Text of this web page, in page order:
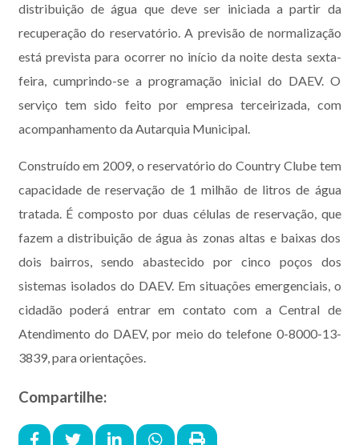
distribuição de água que deve ser iniciada a partir da
recuperação do reservatório. A previsão de normalização
está prevista para ocorrer no início da noite desta sexta-
feira, cumprindo-se a programação inicial do DAEV. O
serviço tem sido feito por empresa terceirizada, com
acompanhamento da Autarquia Municipal.
Construído em 2009, o reservatório do Country Clube tem
capacidade de reservação de 1 milhão de litros de água
tratada. É composto por duas células de reservação, que
fazem a distribuição de água às zonas altas e baixas dos
dois bairros, sendo abastecido por cinco poços dos
sistemas isolados do DAEV. Em situações emergenciais, o
cidadão poderá entrar em contato com a Central de
Atendimento do DAEV, por meio do telefone 0-8000-13-
3839, para orientações.
Compartilhe: